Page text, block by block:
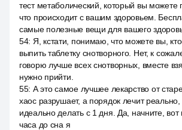
тест метаболический, который вы можете
что происходит с вашим здоровьем.
самые полезные вещи для вашего
54: Я, кстати, понимаю, что можете вы,
выпить таблетку снотворного. Нет, к
говорю лучше всех снотворных, вместе
нужно прийти.
55: А это самое лучшее лекарство от
хаос разрушает, а порядок лечит
идеально делать с 1 дня. Да, начните, вот
часа до сна я